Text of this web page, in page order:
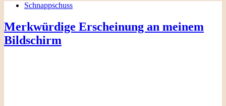
Schnappschuss
Merkwürdige Erscheinung an meinem
Bildschirm